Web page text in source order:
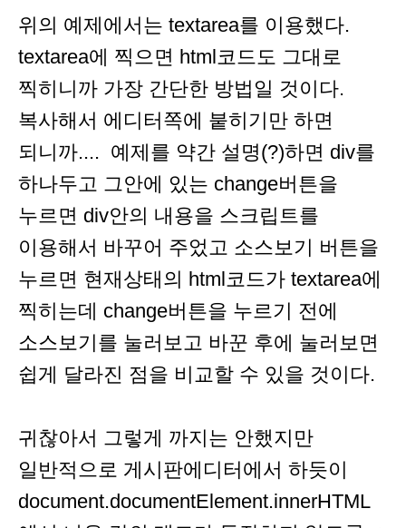
위의 예제에서는 textarea를 이용했다.
textarea에 찍으면 html코드도 그대로
찍히니까 가장 간단한 방법일 것이다.
복사해서 에디터쪽에 붙히기만 하면
되니까.... 예제를 약간 설명(?)하면 div를
하나두고 그안에 있는 change버튼을
누르면 div안의 내용을 스크립트를
이용해서 바꾸어 주었고 소스보기 버튼을
누르면 현재상태의 html코드가 textarea에
찍히는데 change버튼을 누르기 전에
소스보기를 눌러보고 바꾼 후에 눌러보면
쉽게 달라진 점을 비교할 수 있을 것이다.
귀찮아서 그렇게 까지는 안했지만
일반적으로 게시판에디터에서 하듯이
document.documentElement.innerHTML